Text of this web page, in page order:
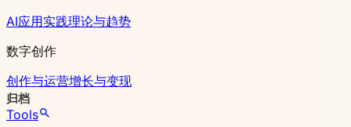
AI应用实践理论与趋势
数字创作
创作与运营增长与变现
归档
Tools